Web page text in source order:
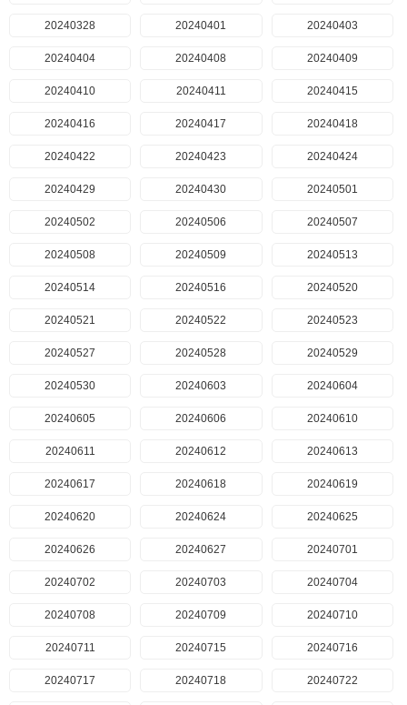
20240328 20240401 20240403
20240404 20240408 20240409
20240410 20240411 20240415
20240416 20240417 20240418
20240422 20240423 20240424
20240429 20240430 20240501
20240502 20240506 20240507
20240508 20240509 20240513
20240514 20240516 20240520
20240521 20240522 20240523
20240527 20240528 20240529
20240530 20240603 20240604
20240605 20240606 20240610
20240611 20240612 20240613
20240617 20240618 20240619
20240620 20240624 20240625
20240626 20240627 20240701
20240702 20240703 20240704
20240708 20240709 20240710
20240711 20240715 20240716
20240717 20240718 20240722